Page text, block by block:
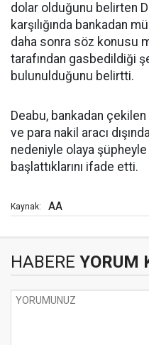
dolar olduğunu belirten
karşılığında bankadan
daha sonra söz konusu
tarafından gasbedildiği
bulunulduğunu belirtti.
Deabu, bankadan çekilen
ve para nakil aracı
nedeniyle olaya
başlattıklarını ifade etti.
Kaynak: AA
HABERE YORUM